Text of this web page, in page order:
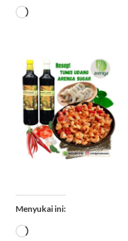
Memuat...
Menyukai ini:
Memuat...